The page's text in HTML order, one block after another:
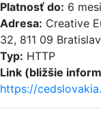
Platnosť do: 6
Adresa: Creative
32, 811 09
Typ: HTTP
Link (bližšie
https://